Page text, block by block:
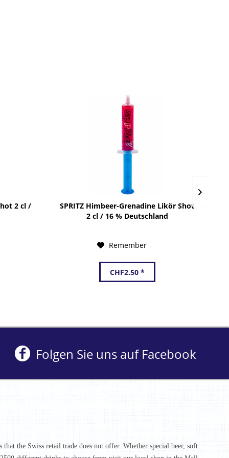
2 cl /
SPRITZ Himbeer-Grenadine Likör Shot
2 cl / 16 % Deutschland
Remember
CHF2.50 *
Folgen Sie uns auf Facebook
the Swiss retail trade does not offer. Whether special beer, soft